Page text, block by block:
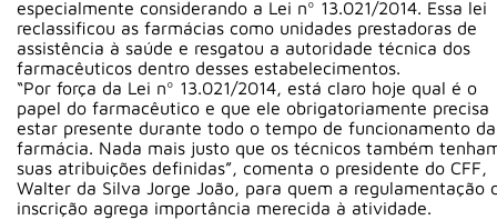
especialmente considerando a Lei nº 13.021/2014. Essa lei
reclassificou as farmácias como unidades prestadoras de
assistência à saúde e resgatou a autoridade técnica dos
farmacêuticos dentro desses estabelecimentos.
“Por força da Lei nº 13.021/2014, está claro hoje qual é o
papel do farmacêutico e que ele obrigatoriamente precisa
estar presente durante todo o tempo de funcionamento da
farmácia. Nada mais justo que os técnicos também
suas atribuições definidas”, comenta o presidente do CFF,
Walter da Silva Jorge João, para quem a regulamentação
inscrição agrega importância merecida à atividade.